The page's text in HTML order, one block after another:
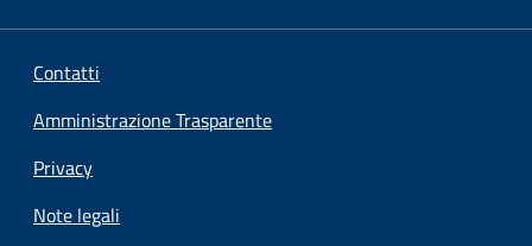
Contatti
Amministrazione Trasparente
Privacy
Note legali